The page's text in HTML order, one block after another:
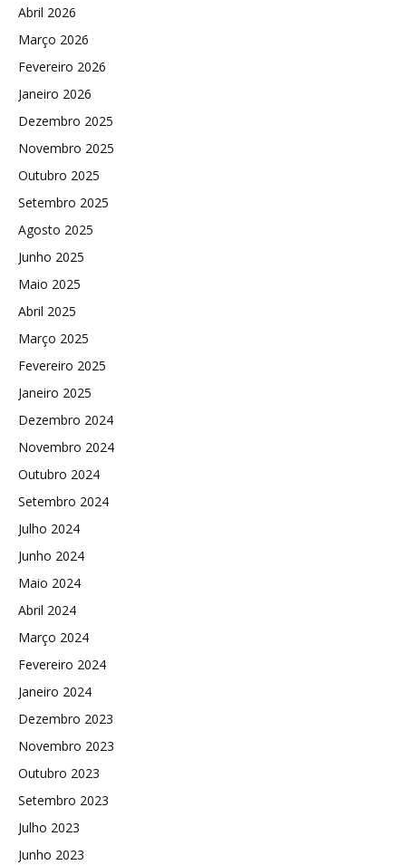
Abril 2026
Março 2026
Fevereiro 2026
Janeiro 2026
Dezembro 2025
Novembro 2025
Outubro 2025
Setembro 2025
Agosto 2025
Junho 2025
Maio 2025
Abril 2025
Março 2025
Fevereiro 2025
Janeiro 2025
Dezembro 2024
Novembro 2024
Outubro 2024
Setembro 2024
Julho 2024
Junho 2024
Maio 2024
Abril 2024
Março 2024
Fevereiro 2024
Janeiro 2024
Dezembro 2023
Novembro 2023
Outubro 2023
Setembro 2023
Julho 2023
Junho 2023